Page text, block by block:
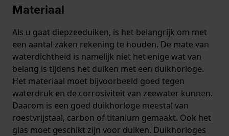
Materiaal
Als u gaat diepzeeduiken, is het belangrijk om met
een aantal zaken rekening te houden. De mate van
waterdichtheid is namelijk niet het enige wat van
belang is tijdens het duiken met een duikhorloge.
Het materiaal moet bijvoorbeeld goed tegen
waterdruk en de corrosiviteit van zeewater kunnen.
Daarom is een goed duikhorloge meestal van
roestvrijstaal, carbon of titanium gemaakt. Ook het
glas moet geschikt zijn voor duiken. Duikhorloges